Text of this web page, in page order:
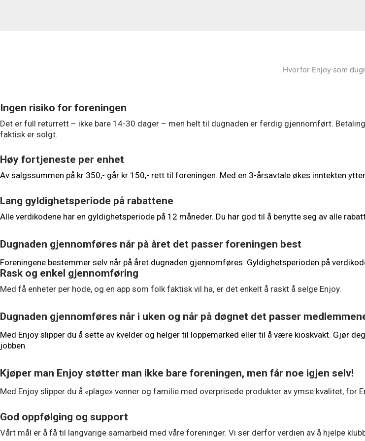
Hvorfor Enjoy som
Ingen risiko for foreningen
Det er full returrett – ikke bare 14-30 dager – men helt til dugnaden er ferdig gjennomført.
faktisk er solgt.
Høy fortjeneste per enhet
Av salgssummen på kr 350,- går kr 150,- rett til foreningen. Med en 3-årsavtale økes inntekten
Lang gyldighetsperiode på rabattene
Alle verdikodene har en gyldighetsperiode på 12 måneder. Du har god til å benytte seg av alle
Dugnaden gjennomføres når på året det passer foreningen best
Foreningene bestemmer selv når på året dugnaden gjennomføres. Gyldighetsperioden på
Rask og enkel gjennomføring
Med få enheter per hode, og en app som folk faktisk vil ha, er det enkelt å raskt å selge Enjoy.
Dugnaden gjennomføres når i uken og når på døgnet det passer
Med Enjoy slipper du å sette av kvelder og helger til loppemarked eller til å være kioskvakt. Gjør
jobben.
Kjøper man Enjoy støtter man ikke bare foreningen, men får noe igjen selv!
Med Enjoy slipper du å «plage» venner og familie med overprisede produkter av ymse kvalitet, for
God oppfølging og support
Vårt mål er å få til langvarige samarbeid med våre foreninger. Vi ser derfor verdien av å hjelpe